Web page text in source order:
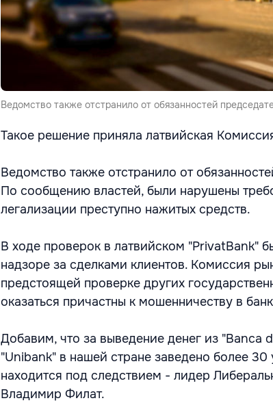
Ведомство также отстранило от обязанностей
Такое решение приняла латвийская
Ведомство также отстранило от
По сообщению властей, были нарушены
легализации преступно нажитых средств.
В ходе проверок в латвийском "PrivatBank"
надзоре за сделками клиентов. Комиссия
предстоящей проверке других
оказаться причастны к мошенничеству в
Добавим, что за выведение денег из "Banca
"Unibank" в нашей стране заведено более 30
находится под следствием - лидер
Владимир Филат.